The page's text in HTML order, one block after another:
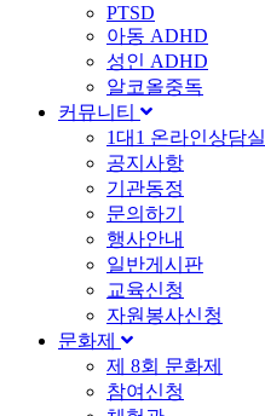
PTSD
아동 ADHD
성인 ADHD
알코올중독
커뮤니티
1대1 온라인상담실
공지사항
기관동정
문의하기
행사안내
일반게시판
교육신청
자원봉사신청
문화제
제 8회 문화제
참여신청